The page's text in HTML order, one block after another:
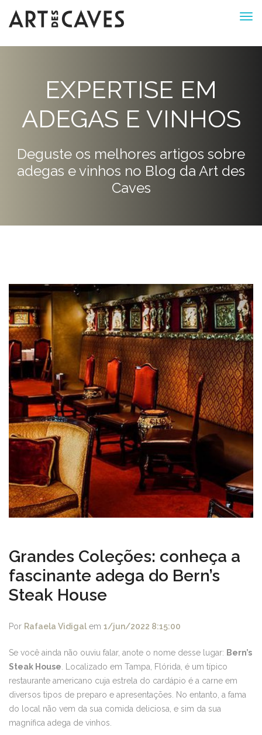
EXPERTISE EM
ADEGAS E VINHOS
Deguste os melhores artigos sobre
adegas e vinhos no Blog da Art des
Caves
Grandes Coleções: conheça a
fascinante adega do Bern’s
Steak House
Por Rafaela Vidigal em 1/jun/2022 8:15:00
Se você ainda não ouviu falar, anote o nome desse lugar: Bern’s
Steak House . Localizado em Tampa, Flórida, é um típico
restaurante americano cuja estrela do cardápio é a carne em
diversos tipos de preparo e apresentações. No entanto, a fama
do local não vem da sua comida deliciosa, e sim da sua
magnífica adega de vinhos.